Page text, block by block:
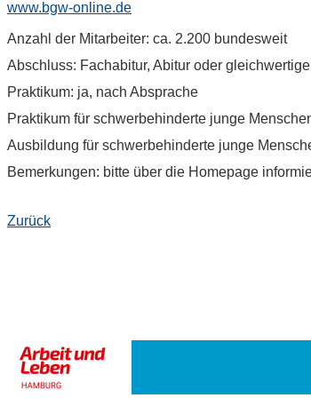
www.bgw-online.de
Anzahl der Mitarbeiter: ca. 2.200 bundesweit
Abschluss: Fachabitur, Abitur oder
Praktikum: ja, nach Absprache
Praktikum für schwerbehinderte junge
Ausbildung für schwerbehinderte junge
Bemerkungen: bitte über die Homepage
Zurück